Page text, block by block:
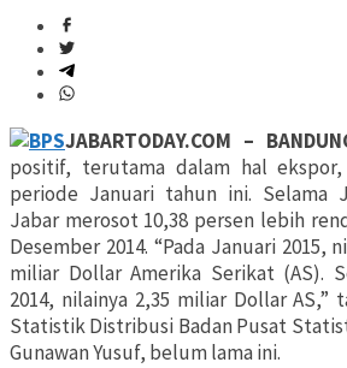
JABARTODAY.COM –
positif, terutama dalam hal
periode Januari tahun ini. Selama
Jabar merosot 10,38 persen lebih
Desember 2014. “Pada Januari 2015,
miliar Dollar Amerika Serikat (AS).
2014, nilainya 2,35 miliar Dollar AS,”
Statistik Distribusi Badan Pusat
Gunawan Yusuf, belum lama ini.